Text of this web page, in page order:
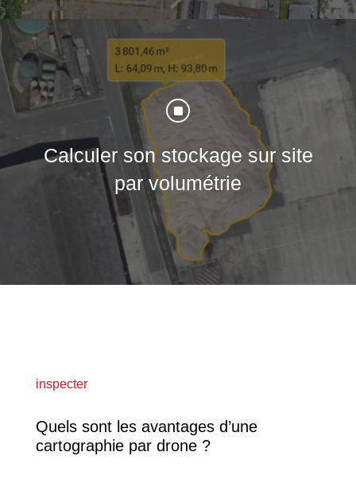
]
Calculer son stockage sur site
par volumétrie
inspecter
Quels sont les avantages d’une
cartographie par drone ?